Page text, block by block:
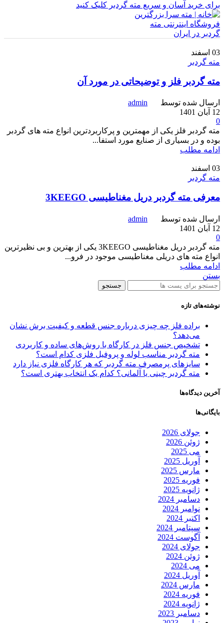
برای خرید آسان و سریع مته گردبر کلیک کنید
03 اسفند
مته گردبر
مته گردبر فلز و توضیحاتی در مورد آن
ارسال شده توسط
admin
12 آبان 1401
0
مته گردبر فلز یکی از مهمترین و پرکاربردترین انواع مته های گردبر
بوده و در بسیاری از صنایع مورد استفا...
ادامه مطلب
03 اسفند
مته گردبر
معرفی مته گردبر دریل مغناطیسی 3KEEGO
ارسال شده توسط
admin
12 آبان 1401
0
مته گردبر دریل مغناطیسی 3KEEGO یکی از بهترین و بی نظیرترین
انواع مته های دریلی مغناطیسی موجود در فرو...
ادامه مطلب
بستن
جستجو
نوشته‌های تازه
براده فلز چه چیزی درباره جنس قطعه و کیفیت برش نشان
می‌دهد؟
تشخیص جنس فلز در کارگاه با روش‌های ساده و کاربردی
مته گردبر مناسب لوله و پروفیل فلزی کدام است؟
سایزهای پرمصرف مته گردبر که هر کارگاه فلزی نیاز دارد
مته گردبر چینی یا آلمانی؟ کدام یک انتخاب بهتری است؟
آخرین دیدگاه‌ها
بایگانی‌ها
جولای 2026
ژوئن 2026
می 2025
آوریل 2025
مارس 2025
فوریه 2025
ژانویه 2025
دسامبر 2024
نوامبر 2024
اکتبر 2024
سپتامبر 2024
آگوست 2024
جولای 2024
ژوئن 2024
می 2024
آوریل 2024
مارس 2024
فوریه 2024
ژانویه 2024
دسامبر 2023